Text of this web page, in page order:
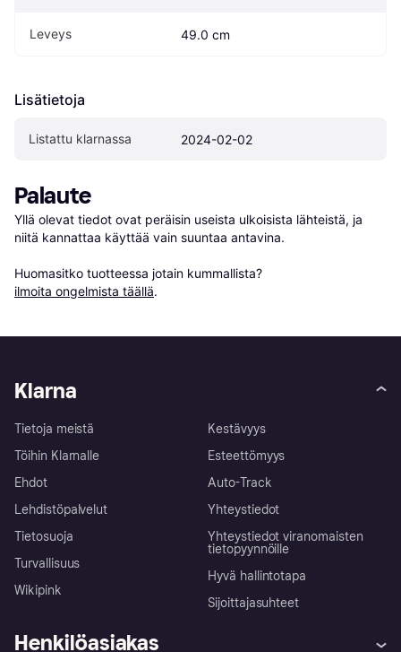
Leveys 49.0 cm
Lisätietoja
Listattu klarnassa 2024-02-02
Palaute
Yllä olevat tiedot ovat peräisin useista ulkoisista lähteistä, ja
niitä kannattaa käyttää vain suuntaa antavina.
Huomasitko tuotteessa jotain kummallista?
ilmoita ongelmista täällä.
Klarna
Tietoja meistä
Töihin Klarnalle
Ehdot
Lehdistöpalvelut
Tietosuoja
Turvallisuus
Wikipink
Kestävyys
Esteettömyys
Auto-Track
Yhteystiedot
Yhteystiedot viranomaisten
tietopyynnöille
Hyvä hallintotapa
Sijoittajasuhteet
Henkilöasiakas